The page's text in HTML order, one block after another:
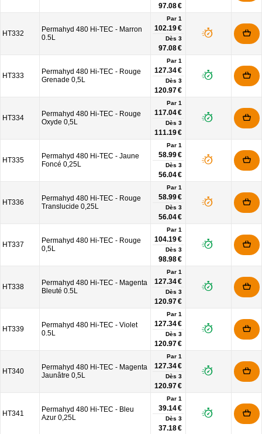
97.08 €
HT332
Permahyd 480 Hi-TEC - Marron
0.5L
Par 1
102.19 €
Dès 3
97.08 €
HT333
Permahyd 480 Hi-TEC - Rouge
Grenade 0,5L
Par 1
127.34 €
Dès 3
120.97 €
HT334
Permahyd 480 Hi-TEC - Rouge
Oxyde 0,5L
Par 1
117.04 €
Dès 3
111.19 €
HT335
Permahyd 480 Hi-TEC - Jaune
Foncé 0,25L
Par 1
58.99 €
Dès 3
56.04 €
HT336
Permahyd 480 Hi-TEC - Rouge
Translucide 0,25L
Par 1
58.99 €
Dès 3
56.04 €
HT337
Permahyd 480 Hi-TEC - Rouge
0,5L
Par 1
104.19 €
Dès 3
98.98 €
HT338
Permahyd 480 Hi-TEC - Magenta
Bleuté 0.5L
Par 1
127.34 €
Dès 3
120.97 €
HT339
Permahyd 480 Hi-TEC - Violet
0.5L
Par 1
127.34 €
Dès 3
120.97 €
HT340
Permahyd 480 Hi-TEC - Magenta
Jaunâtre 0,5L
Par 1
127.34 €
Dès 3
120.97 €
HT341
Permahyd 480 Hi-TEC - Bleu
Azur 0,25L
Par 1
39.14 €
Dès 3
37.18 €